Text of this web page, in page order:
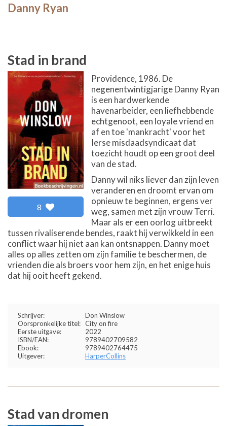
Danny Ryan
Stad in brand
8
Providence, 1986. De
negenentwintigjarige Danny Ryan
is een hardwerkende
havenarbeider, een liefhebbende
echtgenoot, een loyale vriend en
af en toe 'mankracht' voor het
Ierse misdaadsyndicaat dat
toezicht houdt op een groot deel
van de stad.
Danny wil niks liever dan zijn leven
veranderen en droomt ervan om
opnieuw te beginnen, ergens ver
weg, samen met zijn vrouw Terri.
Maar als er een oorlog uitbreekt
tussen rivaliserende bendes, raakt hij verwikkeld in een
conflict waar hij niet aan kan ontsnappen. Danny moet
alles op alles zetten om zijn familie te beschermen, de
vrienden die als broers voor hem zijn, en het enige huis
dat hij ooit heeft gekend.
Schrijver:
Don Winslow
Oorspronkelijke titel: City on fire
Eerste uitgave:
2022
ISBN/EAN:
9789402709582
Ebook:
9789402764475
Uitgever:
HarperCollins
Stad van dromen